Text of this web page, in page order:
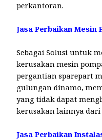
perkantoran.
Jasa Perbaikan Mesin
Sebagai Solusi untuk
kerusakan mesin
pergantian sparepart
gulungan dinamo,
yang tidak dapat
kerusakan lainnya dari
Jasa Perbaikan